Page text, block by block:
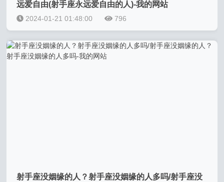
远爱自由(射手座永远爱自由的人)-我的网站
2024-01-21 01:48:00 796
射手座没姻缘的人？射手座没姻缘的人多吗/射手座没